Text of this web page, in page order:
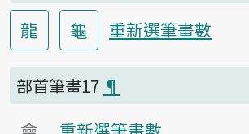
龍 龜 重新選筆畫數
部首筆畫17 ¶